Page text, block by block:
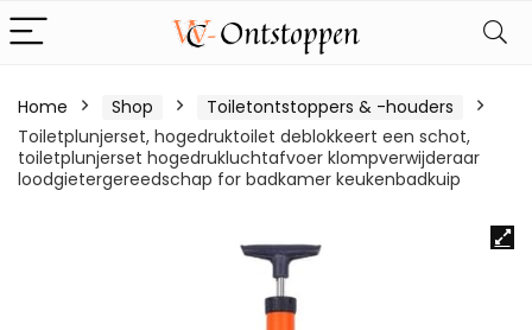
Home Shop
Toiletontstoppers & -houders
Toiletplunjerset, hogedruktoilet deblokkeert een schot,
toiletplunjerset hogedrukluchtafvoer klompverwijderaar
loodgietergereedschap for badkamer keukenbadkuip